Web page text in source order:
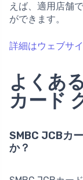
えば、適用店舗
ができます。
詳細はウェブサ
よくあ
カード
SMBC JCBカ
か？